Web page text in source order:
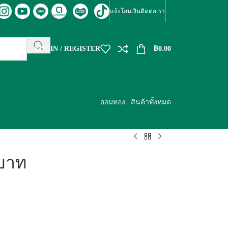
แจ้งโอนเงินติดต่อเรา
LOGIN / REGISTER ฿0.00
ออมทอง | สินค้าทั้งหมด
าท